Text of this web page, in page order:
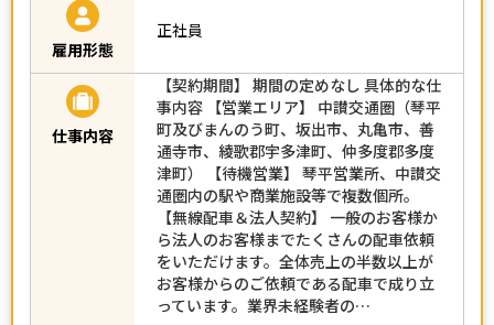
雇用形態
正社員
仕事内容
【契約期間】 期間の定めなし 具体的な仕
事内容 【営業エリア】 中讃交通圏（琴平
町及びまんのう町、坂出市、丸亀市、善
通寺市、綾歌郡宇多津町、仲多度郡多度
津町） 【待機営業】 琴平営業所、中讃交
通圏内の駅や商業施設等で複数個所。
【無線配車＆法人契約】 一般のお客様か
ら法人のお客様までたくさんの配車依頼
をいただけます。全体売上の半数以上が
お客様からのご依頼である配車で成り立
っています。業界未経験者の…